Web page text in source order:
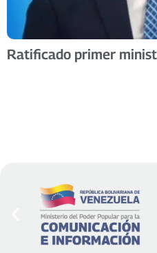
Ratificado primer